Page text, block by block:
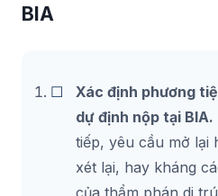
BIA
Xác định phương
dự định nộp tại BIA.
tiếp, yêu cầu mở lại
xét lại, hay kháng
của thẩm phán di